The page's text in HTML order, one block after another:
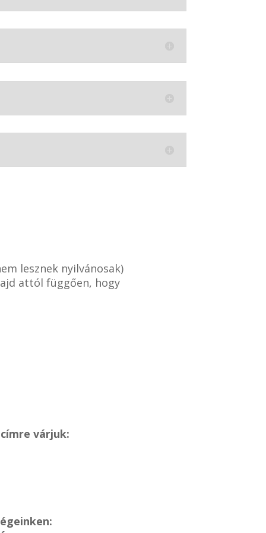
lesznek nyilvánosak)
attól függően, hogy
várjuk: